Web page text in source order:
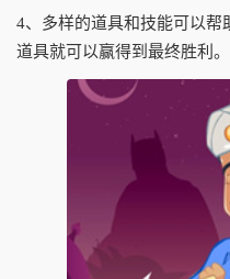
4、多样的道具和技能可以
道具就可以赢得到最终胜利。